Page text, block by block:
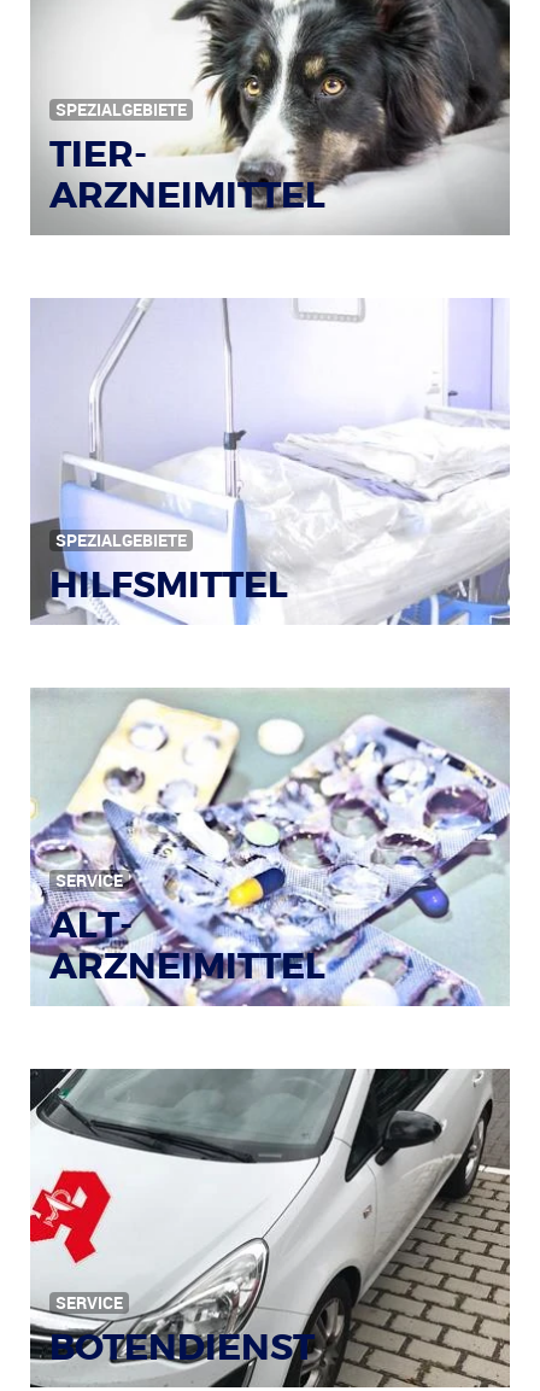
SPEZIALGEBIETE
TIER-
ARZNEIMITTEL
SPEZIALGEBIETE
HILFSMITTEL
Bild: © Rainer Sturm / pixelio.de
SERVICE
ALT-
ARZNEIMITTEL
SERVICE
BOTENDIENST